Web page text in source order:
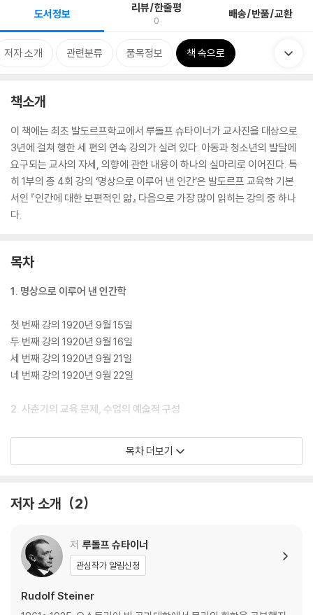
도서정보 리뷰/한줄평
0 배송/반품/교환
저자 소개 관련분류 품목정보 책 속으로
책소개
이 책에는 최초 발도르프학교에서 루돌프 슈타이너가 교사진을 대상으로
3년에 걸쳐 행한 세 편의 연속 강의가 실려 있다. 아동과 청소년의 발달에
요구되는 교사의 자세, 의향에 관한 내용이 하나의 실마리로 이어진다. 특
히 1부의 총 4회 강의 ‘명상으로 이루어 낸 인간’은 발도르프 교육학 기본
서인 『인간에 대한 보편적인 앎』 다음으로 가장 많이 읽히는 강의 중 하나
다.
목차
1. 명상으로 이루어 낸 인간학
첫 번째 강의 1920년 9월 15일
두 번째 강의 1920년 9월 16일
세 번째 강의 1920년 9월 21일
네 번째 강의 1920년 9월 22일
2. 사춘기의 교육 문제, 수업의 예술적 구성
첫 번째 강의 1922년 6월 21일
두 번째 강의 1922년 6월 22일
두 번째 강의 1923년 10월 16일
세 번째 강의 1923년 10월 16일
목차 더보기
저자 소개 2
저 루돌프 슈타이너
관심작가 알림신청
Rudolf Steiner